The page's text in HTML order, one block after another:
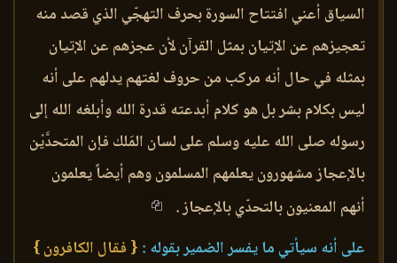
السياق أعني افتتاح السورة بحرف التهجّي الذي قصد منه
تعجيزهم عن الإتيان بمثل القرآن لأن عجزهم عن الإتيان
بمثله في حال أنه مركب من حروف لغتهم يدلهم على أنه
ليس بكلام بشر بل هو كلام أبدعته قدرة الله وأبلغه الله إلى
رسوله صلى الله عليه وسلم على لسان المَلك فإن المتحدَّيْن
بالإعجاز مشهورون يعلمهم المسلمون وهم أيضاً يعلمون
أنهم المعنيون بالتحدّي بالإعجاز .
على أنه سيأتي ما يفسر الضمير بقوله : { فقال الكافرون }